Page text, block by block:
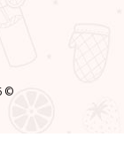
© 2026 כל הזכויות שמורות לטעים ומתוק